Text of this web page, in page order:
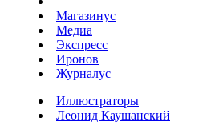
Магазинус
Медиа
Экспресс
Иронов
Журналус
Иллюстраторы
Леонид Каушанский